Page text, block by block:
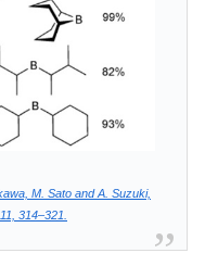
M. Sato and A. Suzuki,
314–321.